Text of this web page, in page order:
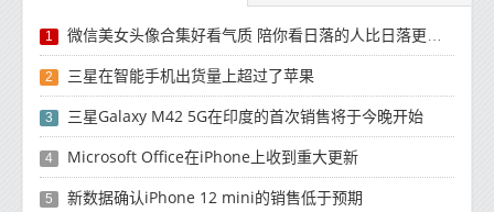
1 微信美女头像合集好看气质 陪你看日落的人比日落更浪漫
2 三星在智能手机出货量上超过了苹果
3 三星Galaxy M42 5G在印度的首次销售将于今晚开始
4 Microsoft Office在iPhone上收到重大更新
5 新数据确认iPhone 12 mini的销售低于预期